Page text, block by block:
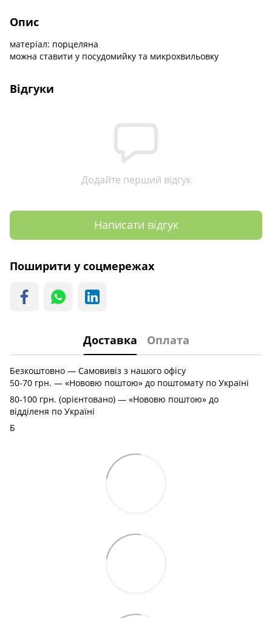
Опис
матеріал: порцеляна
можна ставити у посудомийку та микрохвильовку
Відгуки
Додайте перший відгук
Написати відгук
Поширити у соцмережах
Доставка Оплата
Безкоштовно — Самовивіз з нашого офісу
50-70 грн. — «Нововю поштою» до поштомату по Україні
80-100 грн. (орієнтовано) — «Нововю поштою» до
відділеня по Україні
Б